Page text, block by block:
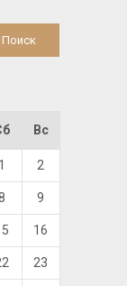
Вс
1 2
9
16
23